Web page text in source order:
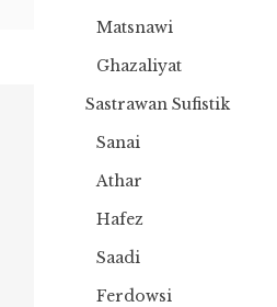
Matsnawi
Ghazaliyat
Sastrawan Sufistik
Sanai
Athar
Hafez
Saadi
Ferdowsi